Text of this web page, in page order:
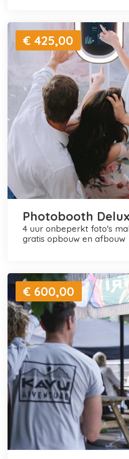
€ 425,00
Photobooth
4 uur onbeperkt foto's maken en printen +
gratis opbouw en afbouw
€ 600,00